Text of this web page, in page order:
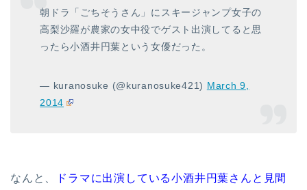
朝ドラ「ごちそうさん」にスキージャンプ女子の
高梨沙羅が農家の女中役でゲスト出演してると思
ったら小酒井円葉という女優だった。
— kuranosuke (@kuranosuke421) March 9,
2014
なんと、
ドラマに出演している小酒井円葉さんと見間